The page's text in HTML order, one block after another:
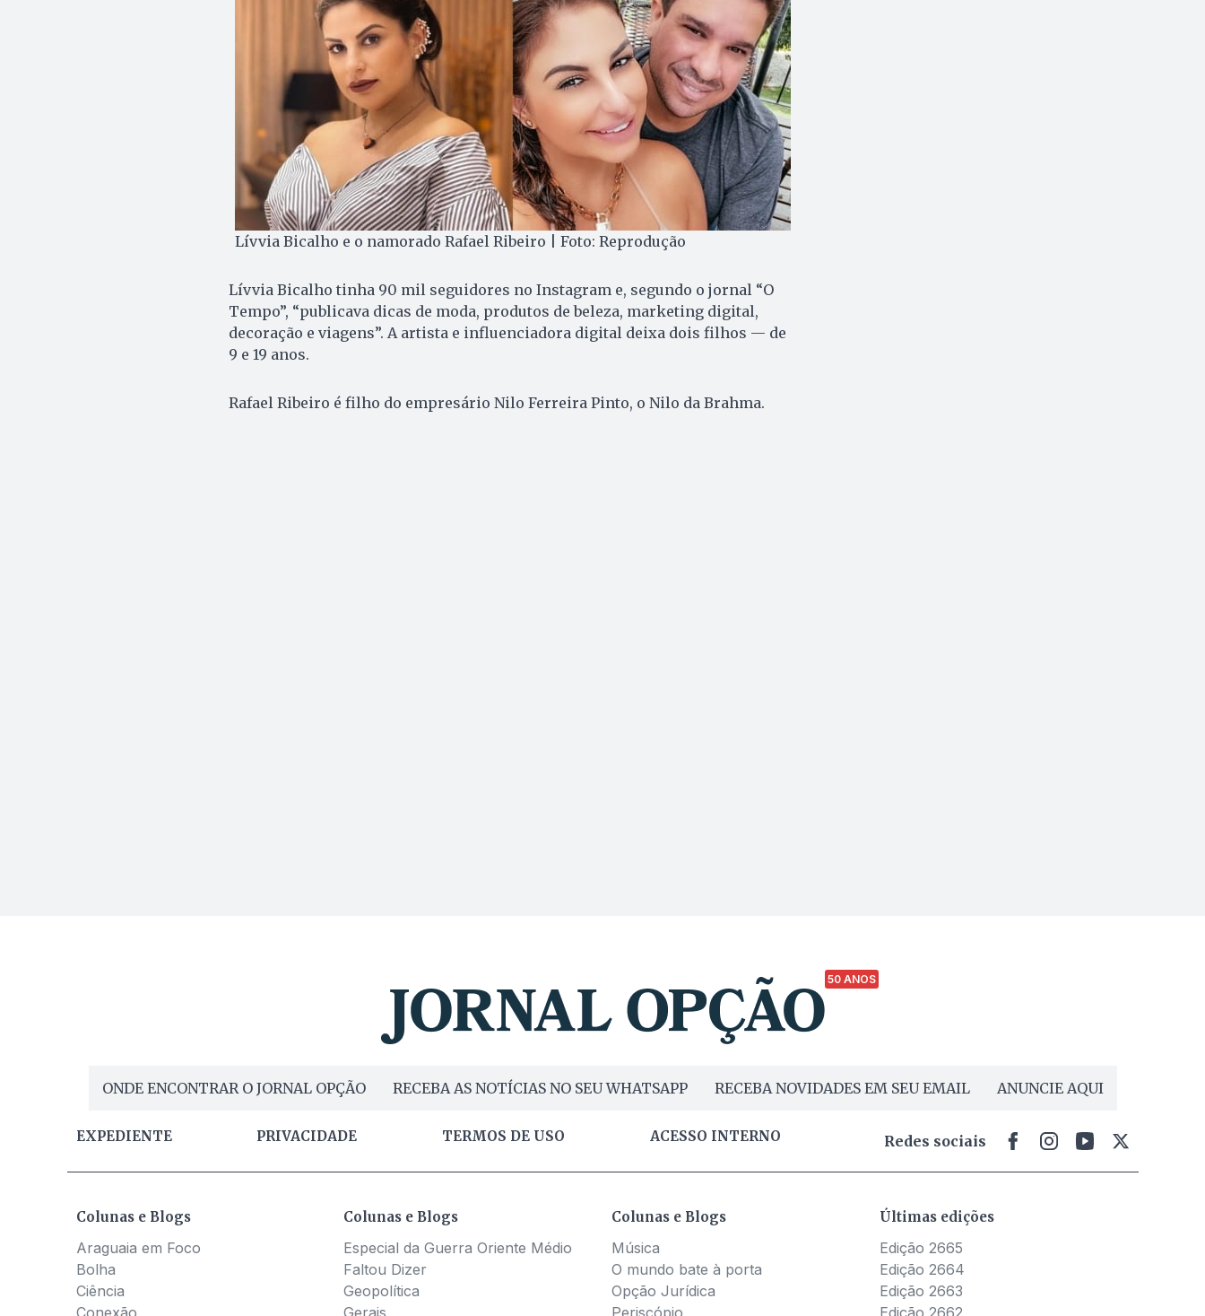
Lívvia Bicalho e o namorado Rafael Ribeiro | Foto: Reprodução
Lívvia Bicalho tinha 90 mil seguidores no Instagram e, segundo o jornal “O
Tempo”, “publicava dicas de moda, produtos de beleza, marketing digital,
decoração e viagens”. A artista e influenciadora digital deixa dois filhos — de
9 e 19 anos.
Rafael Ribeiro é filho do empresário Nilo Ferreira Pinto, o Nilo da Brahma.
50 ANOS
ONDE ENCONTRAR O JORNAL OPÇÃO RECEBA AS NOTÍCIAS NO SEU WHATSAPP RECEBA NOVIDADES EM SEU EMAIL ANUNCIE AQUI
EXPEDIENTE PRIVACIDADE TERMOS DE USO ACESSO INTERNO Redes sociais
Colunas e Blogs
Araguaia em Foco
Bolha
Ciência
Colunas e Blogs
Especial da Guerra Oriente Médio
Faltou Dizer
Geopolítica
Colunas e Blogs
Música
O mundo bate à porta
Opção Jurídica
Últimas edições
Edição 2665
Edição 2664
Edição 2663